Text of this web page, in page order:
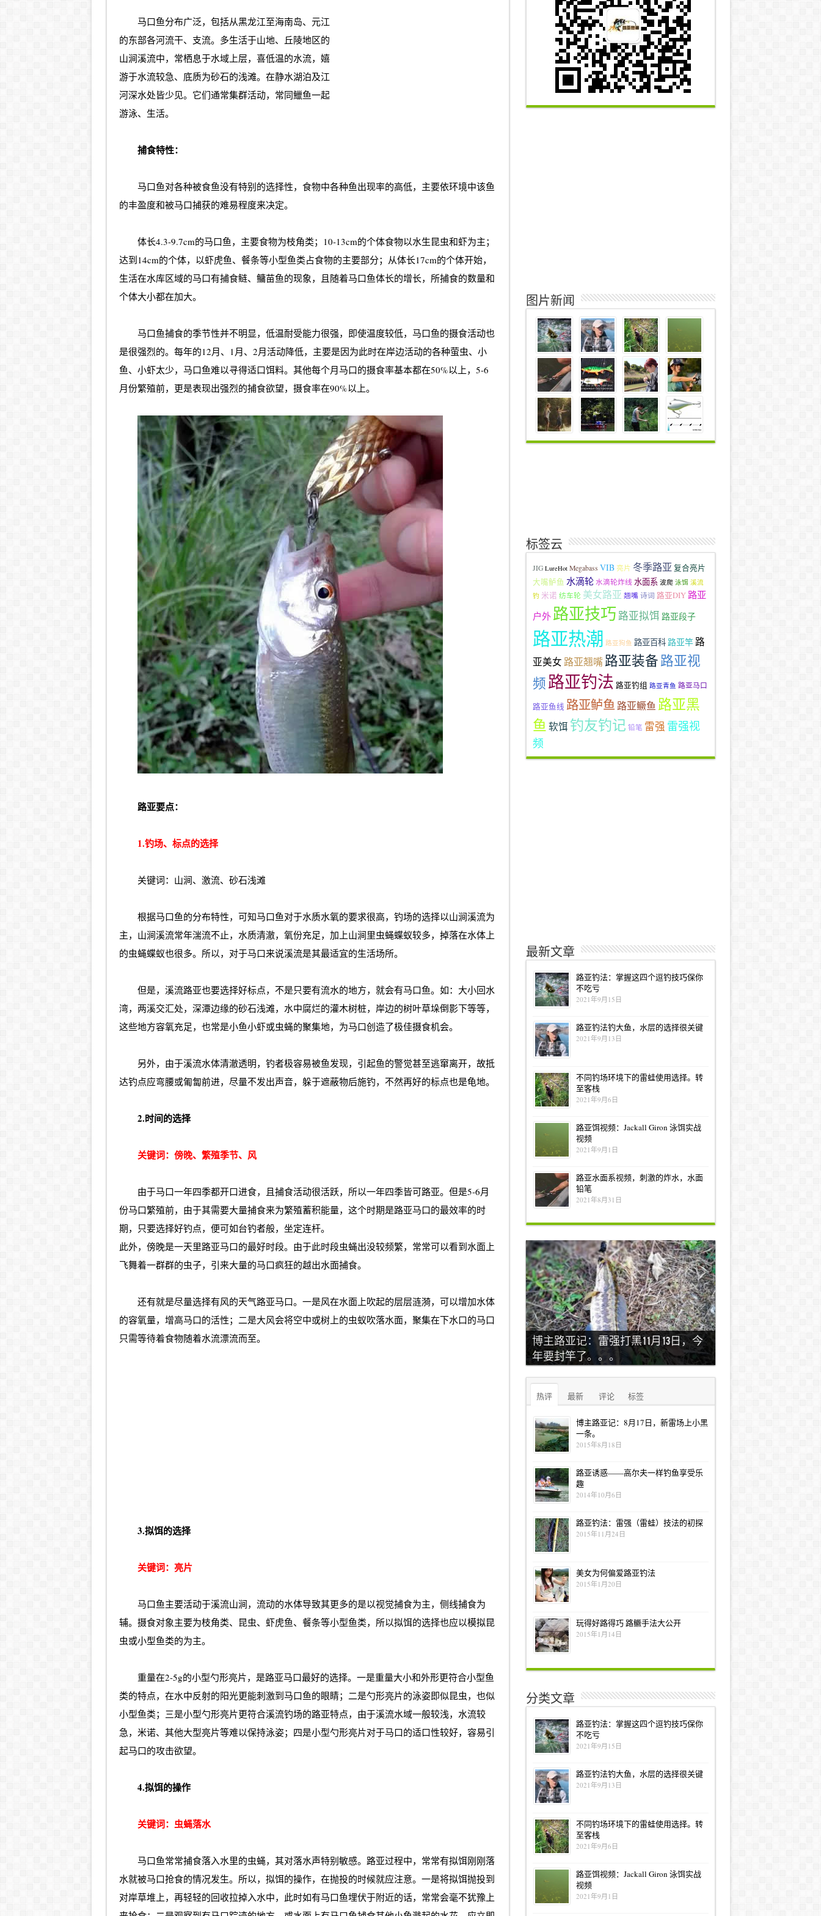
马口鱼分布广泛，包括从黑龙江至海南岛、元江
的东部各河流干、支流。多生活于山地、丘陵地区的
山涧溪流中，常栖息于水域上层，喜低温的水流，嬉
游于水流较急、底质为砂石的浅滩。在静水湖泊及江
河深水处皆少见。它们通常集群活动，常同鱲鱼一起
游泳、生活。
捕食特性：
马口鱼对各种被食鱼没有特别的选择性，食物中各种鱼出现率的高低，主要依环境中该鱼
的丰盈度和被马口捕获的难易程度来决定。
体长4.3-9.7cm的马口鱼，主要食物为枝角类；10-13cm的个体食物以水生昆虫和虾为主；
达到14cm的个体，以虾虎鱼、餐条等小型鱼类占食物的主要部分；从体长17cm的个体开始，
生活在水库区域的马口有捕食鲢、鳙苗鱼的现象，且随着马口鱼体长的增长，所捕食的数量和
个体大小都在加大。
马口鱼捕食的季节性并不明显，低温耐受能力很强，即使温度较低，马口鱼的摄食活动也
是很强烈的。每年的12月、1月、2月活动降低，主要是因为此时在岸边活动的各种萤虫、小
鱼、小虾太少，马口鱼难以寻得适口饵料。其他每个月马口的摄食率基本都在50%以上，5-6
月份繁殖前，更是表现出强烈的捕食欲望，摄食率在90%以上。
路亚要点：
1.钓场、标点的选择
关键词：山涧、激流、砂石浅滩
根据马口鱼的分布特性，可知马口鱼对于水质水氧的要求很高，钓场的选择以山涧溪流为
主，山涧溪流常年湍流不止，水质清澈，氧份充足，加上山涧里虫蝇蝶蚁较多，掉落在水体上
的虫蝇蝶蚁也很多。所以，对于马口来说溪流是其最适宜的生活场所。
但是，溪流路亚也要选择好标点，不是只要有流水的地方，就会有马口鱼。如：大小回水
湾，两溪交汇处，深潭边缘的砂石浅滩，水中腐烂的灌木树桩，岸边的树叶草垛倒影下等等，
这些地方容氧充足，也常是小鱼小虾或虫蝇的聚集地，为马口创造了极佳摄食机会。
另外，由于溪流水体清澈透明，钓者极容易被鱼发现，引起鱼的警觉甚至逃窜离开，故抵
达钓点应弯腰或匍匐前进，尽量不发出声音，躲于遮蔽物后施钓，不然再好的标点也是龟地。
2.时间的选择
关键词：傍晚、繁殖季节、风
由于马口一年四季都开口进食，且捕食活动很活跃，所以一年四季皆可路亚。但是5-6月
份马口繁殖前，由于其需要大量捕食来为繁殖蓄积能量，这个时期是路亚马口的最效率的时
期，只要选择好钓点，便可如台钓者般，坐定连杆。
此外，傍晚是一天里路亚马口的最好时段。由于此时段虫蝇出没较频繁，常常可以看到水面上
飞舞着一群群的虫子，引来大量的马口疯狂的越出水面捕食。
还有就是尽量选择有风的天气路亚马口。一是风在水面上吹起的层层涟漪，可以增加水体
的容氧量，增高马口的活性；二是大风会将空中或树上的虫蚁吹落水面，聚集在下水口的马口
只需等待着食物随着水流漂流而至。
3.拟饵的选择
关键词：亮片
马口鱼主要活动于溪流山涧，流动的水体导致其更多的是以视觉捕食为主，侧线捕食为
辅。摄食对象主要为枝角类、昆虫、虾虎鱼、餐条等小型鱼类，所以拟饵的选择也应以模拟昆
虫或小型鱼类的为主。
重量在2-5g的小型勺形亮片，是路亚马口最好的选择。一是重量大小和外形更符合小型鱼
类的特点，在水中反射的阳光更能刺激到马口鱼的眼睛；二是勺形亮片的泳姿即似昆虫，也似
小型鱼类；三是小型勺形亮片更符合溪流钓场的路亚特点，由于溪流水域一般较浅，水流较
急，米诺、其他大型亮片等难以保持泳姿；四是小型勺形亮片对于马口的适口性较好，容易引
起马口的攻击欲望。
4.拟饵的操作
关键词：虫蝇落水
马口鱼常常捕食落入水里的虫蝇，其对落水声特别敏感。路亚过程中，常常有拟饵刚刚落
水就被马口抢食的情况发生。所以，拟饵的操作，在抛投的时候就应注意。一是将拟饵抛投到
对岸草堆上，再轻轻的回收拉掉入水中，此时如有马口鱼埋伏于附近的话，常常会毫不犹豫上
图片新闻
标签云
JIG LureHot Megabass VIB 亮片 冬季路亚 复合亮片
大嘴鲈鱼 水滴轮 水滴轮炸线 水面系 波爬 泳饵 溪流
钓 米诺 纺车轮 美女路亚 翘嘴 诗词 路亚DIY 路亚
户外 路亚技巧路亚拟饵 路亚段子
路亚热潮 路亚狗鱼 路亚百科 路亚竿 路
亚美女 路亚翘嘴 路亚装备路亚视
频路亚钓法 路亚钓组 路亚青鱼 路亚马口
路亚鱼线 路亚鲈鱼 路亚鳜鱼 路亚黑
鱼 软饵 钓友钓记 铅笔 雷强 雷强视
频
最新文章
路亚钓法：掌握这四个逗钓技巧保你
不吃亏
2021年9月15日
路亚钓法钓大鱼，水层的选择很关键
2021年9月13日
不同钓场环境下的雷蛙使用选择。转
至客栈
2021年9月6日
路亚饵视频：Jackall Giron 泳饵实战
视频
2021年9月1日
路亚水面系视频，刺激的炸水，水面
铅笔
2021年8月31日
博主路亚记：雷强打黑11月13日，今
年要封竿了。。。
热评 最新 评论 标签
博主路亚记：8月17日，新雷场上小黑
一条。
2015年8月18日
路亚诱惑——高尔夫一样钓鱼享受乐
趣
2014年10月6日
路亚钓法：雷强（雷蛙）技法的初探
2015年11月24日
美女为何偏爱路亚钓法
2015年1月20日
玩得好路得巧 路鳜手法大公开
2015年1月14日
分类文章
路亚钓法：掌握这四个逗钓技巧保你
不吃亏
2021年9月15日
路亚钓法钓大鱼，水层的选择很关键
2021年9月13日
不同钓场环境下的雷蛙使用选择。转
至客栈
2021年9月6日
路亚饵视频：Jackall Giron 泳饵实战
视频
2021年9月1日